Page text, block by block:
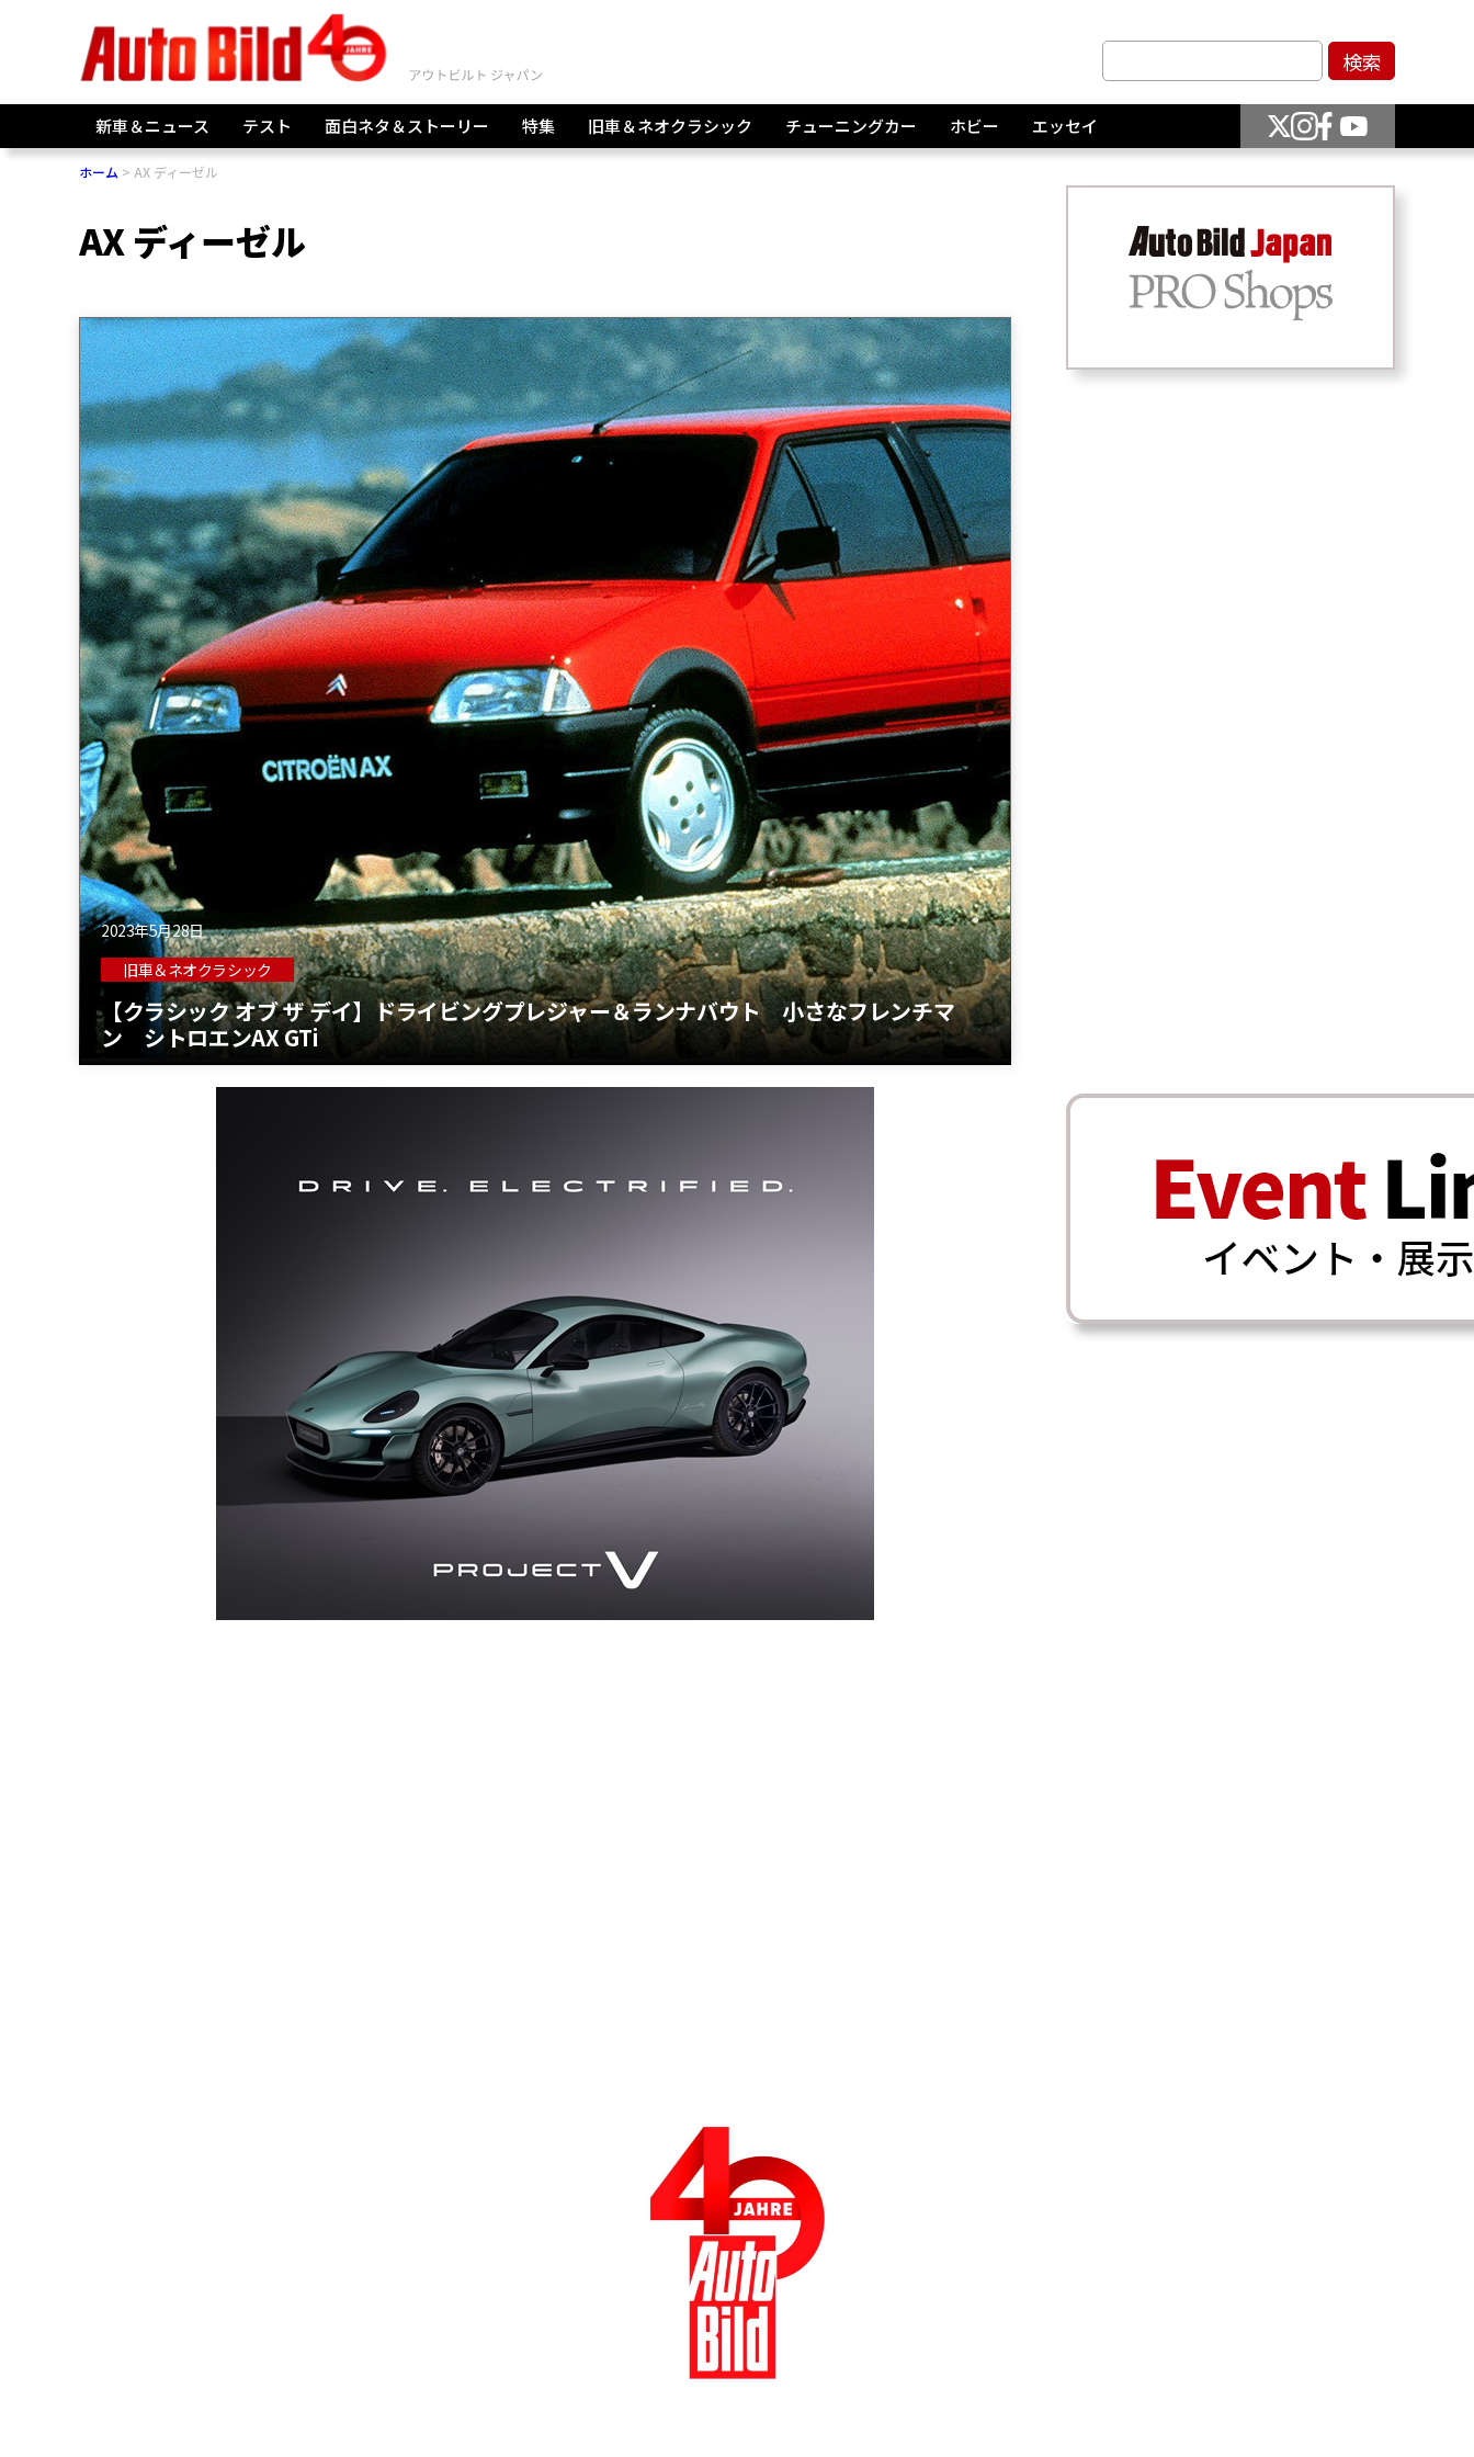
新車＆ニュース テスト 面白ネタ＆ストーリー 特集 旧車＆ネオクラシック チューニングカー ホビー エッセイ
ホーム AX ディーゼル
AX ディーゼル
2023年5月28日
旧車＆ネオクラシック
【クラシック オブ ザ デイ】ドライビングプレジャー＆ランナバウト 小さなフレンチマ
ン シトロエンAX GTi